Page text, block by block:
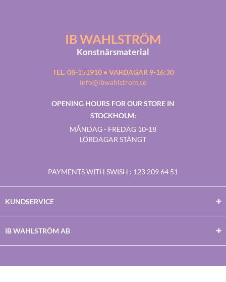
IB WAHLSTRÖM
Konstnärsmaterial
TEL. 08-151910 • VARDAGAR 9-16:30
info@ibwahlstrom.se
OPENING HOURS FOR OUR STORE IN
STOCKHOLM:
MÅNDAG - FREDAG 10-18
LÖRDAGAR STÄNGT
PAYMENTS WITH SWISH : 123 209 64 51
KUNDSERVICE
IB WAHLSTRÖM AB
Facebook
TwitterYoutubeInstagram